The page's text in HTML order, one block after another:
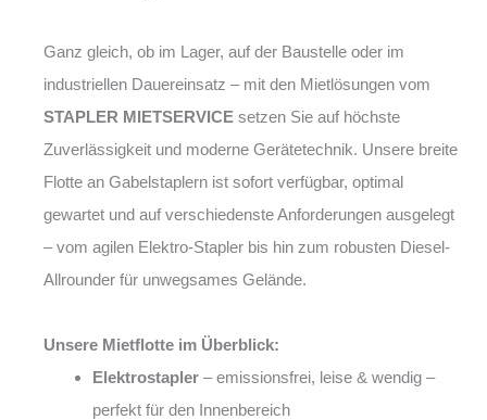
Ganz gleich, ob im Lager, auf der Baustelle oder im
industriellen Dauereinsatz – mit den Mietlösungen vom
STAPLER MIETSERVICE setzen Sie auf höchste
Zuverlässigkeit und moderne Gerätetechnik. Unsere breite
Flotte an Gabelstaplern ist sofort verfügbar, optimal
gewartet und auf verschiedenste Anforderungen ausgelegt
– vom agilen Elektro-Stapler bis hin zum robusten Diesel-
Allrounder für unwegsames Gelände.
Unsere Mietflotte im Überblick:
Elektrostapler – emissionsfrei, leise & wendig –
perfekt für den Innenbereich